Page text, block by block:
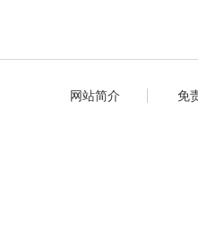
网站简介 免